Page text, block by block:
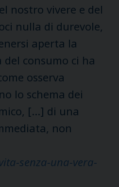
nostro vivere e del
nulla di durevole,
aperta la
consumo ci ha
osserva
lo schema dei
[…] di una
non
senza-una-vera-